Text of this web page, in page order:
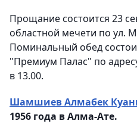
Прощание состоится 23
областной мечети по ул.
Поминальный обед
"Премиум Палас" по
в 13.00.
Шамшиев Алмабек
1956 года в Алма-Ате.